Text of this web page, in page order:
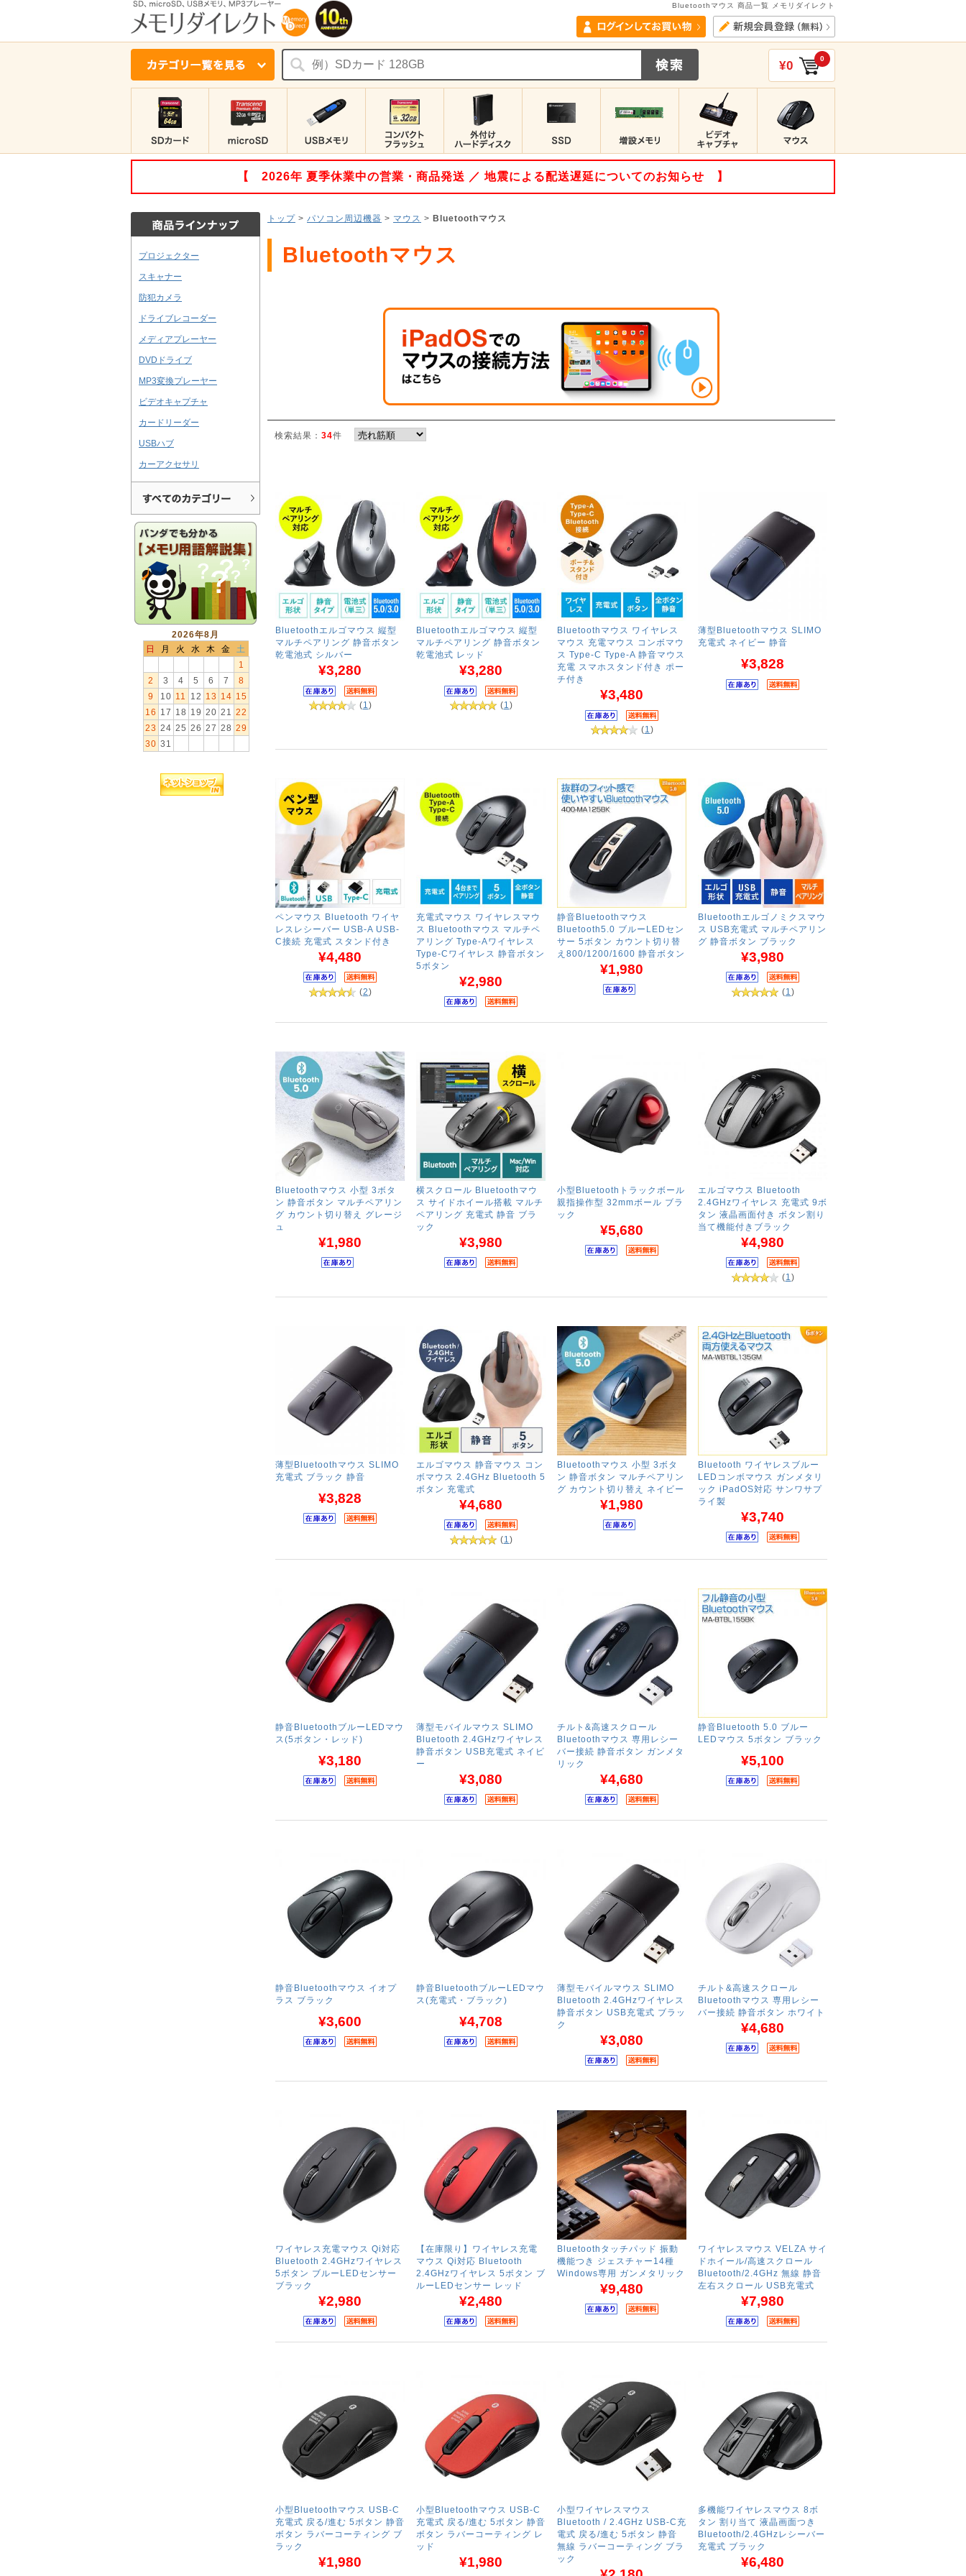
Bluetoothマウス 商品一覧 メモリダイレクト
¥0 0
【 2026年 夏季休業中の営業・商品発送 ／ 地震による配送遅延についてのお知らせ 】
プロジェクター
スキャナー
防犯カメラ
ドライブレコーダー
メディアプレーヤー
DVDドライブ
MP3変換プレーヤー
ビデオキャプチャ
カードリーダー
USBハブ
カーアクセサリ
2026年8月
日
月 火 水 木 金
土
1
2
3 4 5 6 7
8
9
10 11 12 13 14 15
16
17 18 19 20 21
22
23 24 25 26 27 28 29
30 31
トップ > パソコン周辺機器 > マウス > Bluetoothマウス
Bluetoothマウス
検索結果： 34件
Bluetoothエルゴマウス 縦型
マルチペアリング 静音ボタン
乾電池式 シルバー
¥3,280
(1 )
Bluetoothエルゴマウス 縦型
マルチペアリング 静音ボタン
乾電池式 レッド
¥3,280
(1 )
Bluetoothマウス ワイヤレス
マウス 充電マウス コンボマウ
ス Type-C Type-A 静音マウス
充電 スマホスタンド付き ポー
チ付き
¥3,480
(1 )
薄型Bluetoothマウス SLIMO
充電式 ネイビー 静音
¥3,828
ペンマウス Bluetooth ワイヤ
レスレシーバー USB-A USB-
C接続 充電式 スタンド付き
¥4,480
(2)
充電式マウス ワイヤレスマウ
ス Bluetoothマウス マルチペ
アリング Type-Aワイヤレス
Type-Cワイヤレス 静音ボタン
5ボタン
¥2,980
静音Bluetoothマウス
Bluetooth5.0 ブルーLEDセン
サー 5ボタン カウント切り替
え800/1200/1600 静音ボタン
¥1,980
Bluetoothエルゴノミクスマウ
ス USB充電式 マルチペアリン
グ 静音ボタン ブラック
¥3,980
(1 )
Bluetoothマウス 小型 3ボタ
ン 静音ボタン マルチペアリン
グ カウント切り替え グレージ
ュ
¥1,980
横スクロール Bluetoothマウ
ス サイドホイール搭載 マルチ
ペアリング 充電式 静音 ブラ
ック
¥3,980
小型Bluetoothトラックボール
親指操作型 32mmボール ブラ
ック
¥5,680
エルゴマウス Bluetooth
2.4GHzワイヤレス 充電式 9ボ
タン 液晶画面付き ボタン割り
当て機能付きブラック
¥4,980
(1 )
薄型Bluetoothマウス SLIMO
充電式 ブラック 静音
¥3,828
エルゴマウス 静音マウス コン
ボマウス 2.4GHz Bluetooth 5
ボタン 充電式
¥4,680
(1 )
Bluetoothマウス 小型 3ボタ
ン 静音ボタン マルチペアリン
グ カウント切り替え ネイビー
¥1,980
Bluetooth ワイヤレスブルー
LEDコンボマウス ガンメタリ
ック iPadOS対応 サンワサプ
ライ製
¥3,740
静音BluetoothブルーLEDマウ
ス(5ボタン・レッド)
¥3,180
薄型モバイルマウス SLIMO
Bluetooth 2.4GHzワイヤレス
静音ボタン USB充電式 ネイビ
ー
¥3,080
チルト&高速スクロール
Bluetoothマウス 専用レシー
バー接続 静音ボタン ガンメタ
リック
¥4,680
静音Bluetooth 5.0 ブルー
LEDマウス 5ボタン ブラック
¥5,100
静音Bluetoothマウス イオプ
ラス ブラック
¥3,600
静音BluetoothブルーLEDマウ
ス(充電式・ブラック)
¥4,708
薄型モバイルマウス SLIMO
Bluetooth 2.4GHzワイヤレス
静音ボタン USB充電式 ブラッ
ク
¥3,080
チルト&高速スクロール
Bluetoothマウス 専用レシー
バー接続 静音ボタン ホワイト
¥4,680
ワイヤレス充電マウス Qi対応
Bluetooth 2.4GHzワイヤレス
5ボタン ブルーLEDセンサー
ブラック
¥2,980
【在庫限り】ワイヤレス充電
マウス Qi対応 Bluetooth
2.4GHzワイヤレス 5ボタン ブ
ルーLEDセンサー レッド
¥2,480
Bluetoothタッチパッド 振動
機能つき ジェスチャー14種
Windows専用 ガンメタリック
¥9,480
ワイヤレスマウス VELZA サイ
ドホイール/高速スクロール
Bluetooth/2.4GHz 無線 静音
左右スクロール USB充電式
¥7,980
小型Bluetoothマウス USB-C
充電式 戻る/進む 5ボタン 静音
ボタン ラバーコーティング ブ
ラック
¥1,980
小型Bluetoothマウス USB-C
充電式 戻る/進む 5ボタン 静音
ボタン ラバーコーティング レ
ッド
¥1,980
小型ワイヤレスマウス
Bluetooth / 2.4GHz USB-C充
電式 戻る/進む 5ボタン 静音
無線 ラバーコーティング ブラ
ック
多機能ワイヤレスマウス 8ボ
タン 割り当て 液晶画面つき
Bluetooth/2.4GHzレシーバー
充電式 ブラック
¥6,480